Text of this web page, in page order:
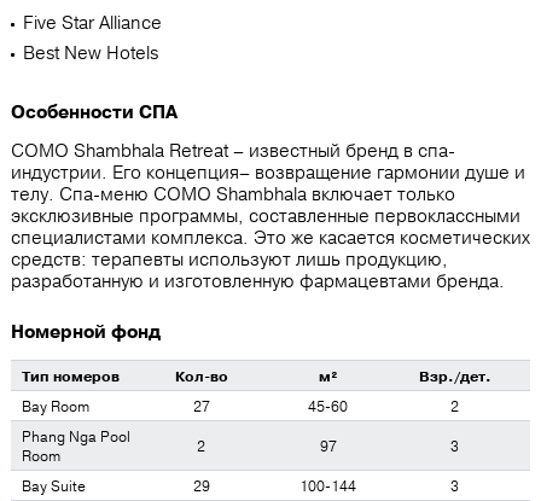
Five Star Alliance
Best New Hotels
Особенности СПА
COMO Shambhala Retreat – известный бренд в спа-
индустрии. Его концепция– возвращение гармонии душе и
телу. Спа-меню COMO Shambhala включает только
эксклюзивные программы, составленные первоклассными
специалистами комплекса. Это же касается косметических
средств: терапевты используют лишь продукцию,
разработанную и изготовленную фармацевтами бренда.
Номерной фонд
Тип номеров Кол-во м²
Взр./дет.
Bay Room
27 45-60
2
Phang Nga Pool
Room
2 97 3
Bay Suite 29 100-144
3